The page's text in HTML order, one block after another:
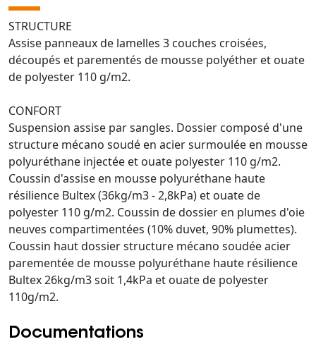
STRUCTURE
Assise panneaux de lamelles 3 couches croisées,
découpés et parementés de mousse polyéther et ouate
de polyester 110 g/m2.
CONFORT
Suspension assise par sangles. Dossier composé d'une
structure mécano soudé en acier surmoulée en mousse
polyuréthane injectée et ouate polyester 110 g/m2.
Coussin d'assise en mousse polyuréthane haute
résilience Bultex (36kg/m3 - 2,8kPa) et ouate de
polyester 110 g/m2. Coussin de dossier en plumes d'oie
neuves compartimentées (10% duvet, 90% plumettes).
Coussin haut dossier structure mécano soudée acier
parementée de mousse polyuréthane haute résilience
Bultex 26kg/m3 soit 1,4kPa et ouate de polyester
110g/m2.
Documentations